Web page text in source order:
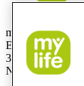
mylife Diabetes
Einsteinbaan14
3439 NJ
Netherlands